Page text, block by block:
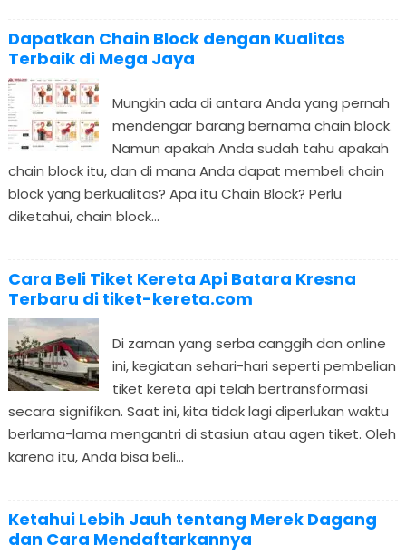
Dapatkan Chain Block dengan Kualitas
Terbaik di Mega Jaya
Mungkin ada di antara Anda yang pernah
mendengar barang bernama chain block.
Namun apakah Anda sudah tahu apakah
chain block itu, dan di mana Anda dapat membeli chain
block yang berkualitas? Apa itu Chain Block? Perlu
diketahui, chain block...
Cara Beli Tiket Kereta Api Batara Kresna
Terbaru di tiket-kereta.com
Di zaman yang serba canggih dan online
ini, kegiatan sehari-hari seperti pembelian
tiket kereta api telah bertransformasi
secara signifikan. Saat ini, kita tidak lagi diperlukan waktu
berlama-lama mengantri di stasiun atau agen tiket. Oleh
karena itu, Anda bisa beli...
Ketahui Lebih Jauh tentang Merek Dagang
dan Cara Mendaftarkannya